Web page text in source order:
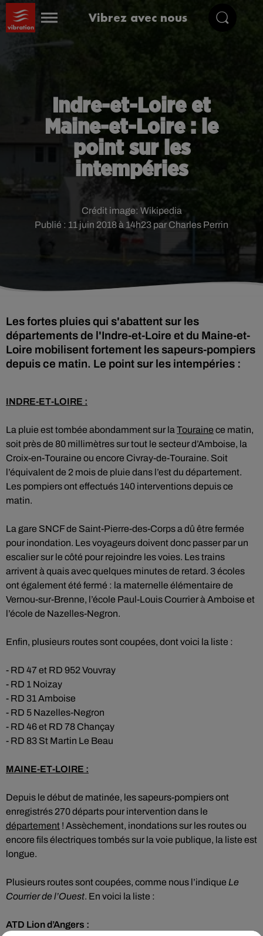
Vibrez avec nous
Indre-et-Loire et
Maine-et-Loire : le
point sur les
intempéries
Publié : 11 juin 2018 à 14h23 par Charles Perrin
Crédit image: Wikipedia
Les fortes pluies qui s'abattent sur les
départements de l'Indre-et-Loire et du Maine-et-
Loire mobilisent fortement les sapeurs-pompiers
depuis ce matin. Le point sur les intempéries :
INDRE-ET-LOIRE :
La pluie est tombée abondamment sur la Touraine ce matin,
soit près de 80 millimètres sur tout le secteur d’Amboise, la
Croix-en-Touraine ou encore Civray-de-Touraine. Soit
l’équivalent de 2 mois de pluie dans l’est du département.
Les pompiers ont effectués 140 interventions depuis ce
matin.
La gare SNCF de Saint-Pierre-des-Corps a dû être fermée
pour inondation. Les voyageurs doivent donc passer par un
escalier sur le côté pour rejoindre les voies. Les trains
arrivent à quais avec quelques minutes de retard. 3 écoles
ont également été fermé : la maternelle élémentaire de
Vernou-sur-Brenne, l’école Paul-Louis Courrier à Amboise et
l’école de Nazelles-Negron.
Enfin, plusieurs routes sont coupées, dont voici la liste :
- RD 47 et RD 952 Vouvray
- RD 1 Noizay
- RD 31 Amboise
- RD 5 Nazelles-Negron
- RD 46 et RD 78 Chançay
- RD 83 St Martin Le Beau
MAINE-ET-LOIRE :
Depuis le début de matinée, les sapeurs-pompiers ont
enregistrés 270 départs pour intervention dans le
département ! Assèchement, inondations sur les routes ou
encore fils électriques tombés sur la voie publique, la liste est
longue.
Plusieurs routes sont coupées, comme nous l’indique Le
Courrier de l’Ouest. En voici la liste :
ATD Lion d’Angers :